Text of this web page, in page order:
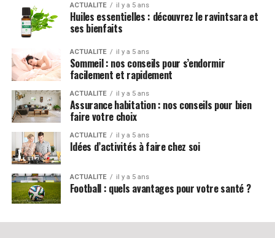
ACTUALITE il y a 5 ans
Huiles essentielles : découvrez le ravintsara et
ses bienfaits
ACTUALITE il y a 5 ans
Sommeil : nos conseils pour s’endormir
facilement et rapidement
ACTUALITE il y a 5 ans
Assurance habitation : nos conseils pour bien
faire votre choix
ACTUALITE il y a 5 ans
Idées d’activités à faire chez soi
ACTUALITE il y a 5 ans
Football : quels avantages pour votre santé ?